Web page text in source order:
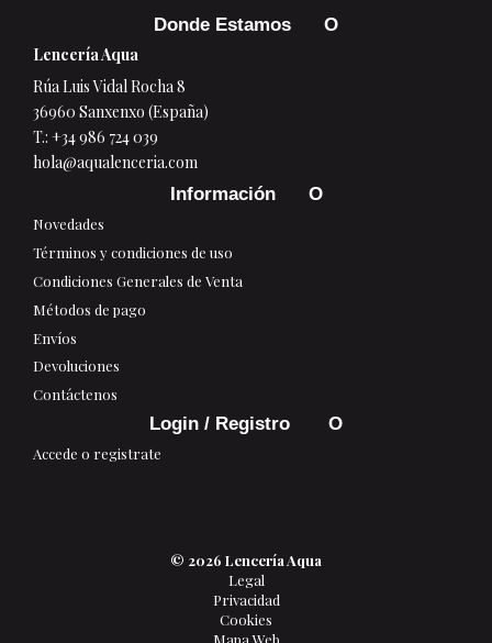
Donde Estamos
Lencería Aqua
Rúa Luis Vidal Rocha 8
36960 Sanxenxo (España)
T.: +34 986 724 039
hola@aqualenceria.com
Información
Novedades
Términos y condiciones de uso
Condiciones Generales de Venta
Métodos de pago
Envíos
Devoluciones
Contáctenos
Login / Registro
Accede o registrate
© 2026 Lencería Aqua
Legal
Privacidad
Cookies